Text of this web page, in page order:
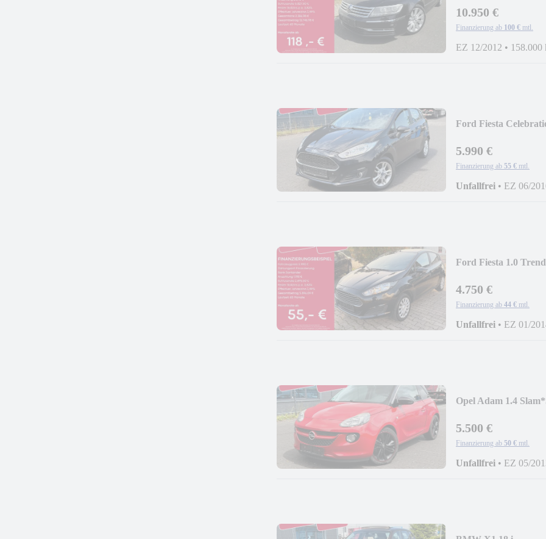
10.950 €
Finanzierung ab 100 € mtl.
EZ 12/2012 • 158.000
Ford Fiesta
5.990 €
Finanzierung ab 55 € mtl.
Unfallfrei • EZ 06/
Ford Fiesta 1.0
4.750 €
Finanzierung ab 44 € mtl.
Unfallfrei • EZ 01/
Opel Adam 1.4
5.500 €
Finanzierung ab 50 € mtl.
Unfallfrei • EZ 05/